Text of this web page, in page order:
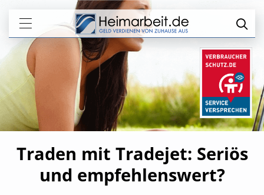
Traden mit Tradejet: Seriös
und empfehlenswert?